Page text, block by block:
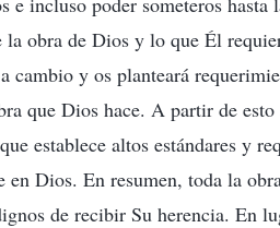
obra de Dios y lo que Él
cambio y os planteará
que Dios hace. A partir de esto
establece altos estándares y
en Dios. En resumen, toda la
de recibir Su herencia. En